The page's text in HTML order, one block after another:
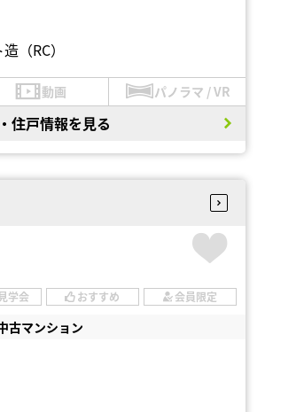
（RC）
動画 パノラマ / VR
住戸情報を見る
学会 おすすめ 会員限定
古マンション